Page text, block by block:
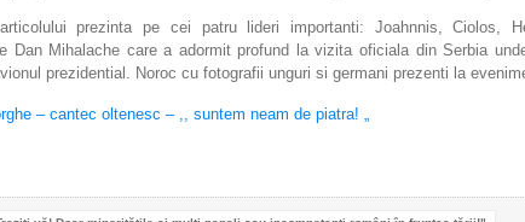
articolului prezinta pe cei patru lideri importanti: Joahnnis, Ciolos,
Dan Mihalache care a adormit profund la vizita oficiala din Serbia
prezidential. Noroc cu fotografii unguri si germani prezenti la
– cantec oltenesc – ,, suntem neam de piatra! „